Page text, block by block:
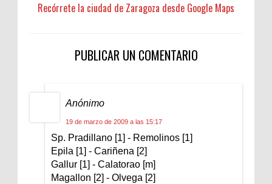
Recórrete la ciudad de Zaragoza desde Google Maps
PUBLICAR UN COMENTARIO
Anónimo
19 de marzo de 2009 a las 15:17
Sp. Pradillano [1] - Remolinos [1]
Epila [1] - Cariñena [2]
Gallur [1] - Calatorao [m]
Magallon [2] - Olvega [2]